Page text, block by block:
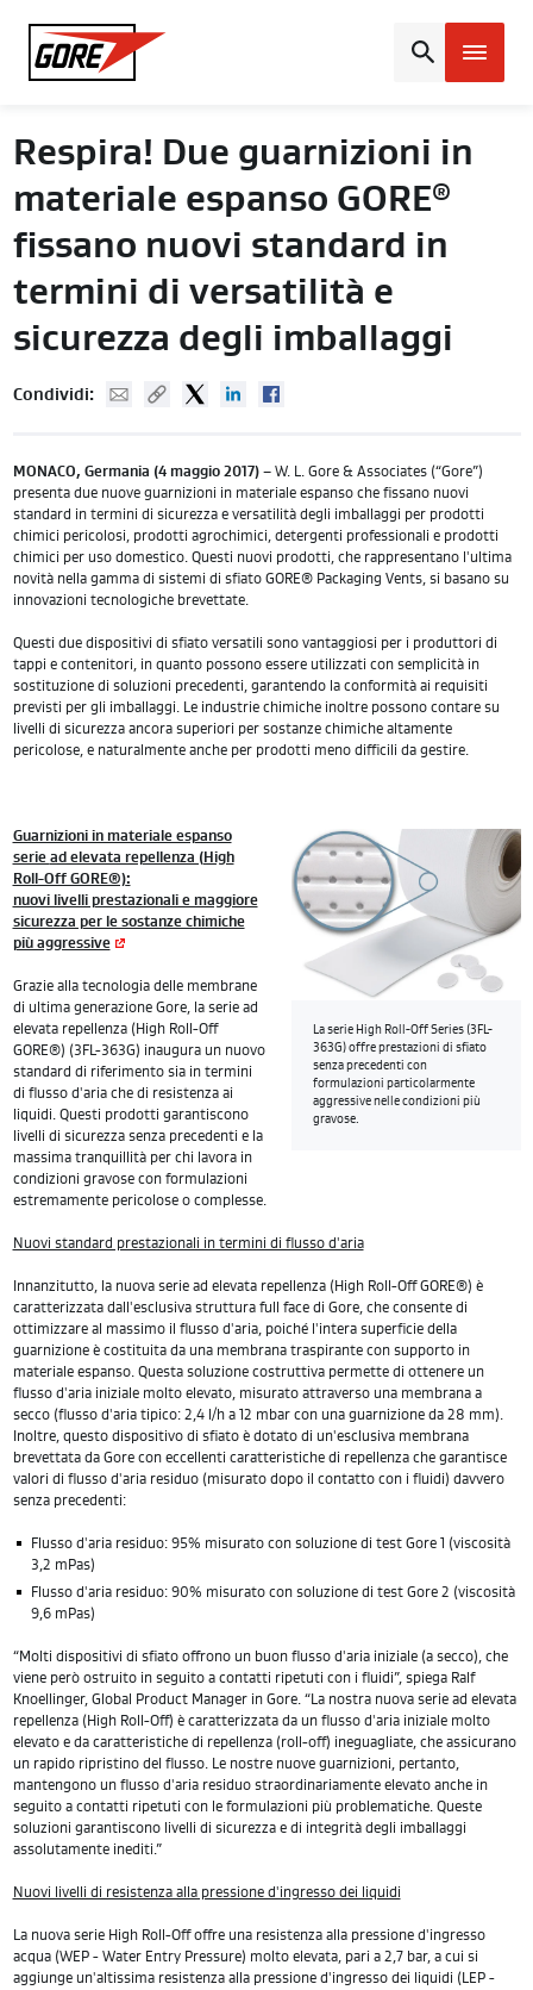
Gore
Respira! Due guarnizioni in
materiale espanso GORE®
fissano nuovi standard in
termini di versatilità e
sicurezza degli imballaggi
Condividi: Mail Copy URLTwitterLinked In
MONACO, Germania (4 maggio 2017)– W. L. Gore & Associates (“Gore”)
presenta due nuove guarnizioni in materiale espanso che fissano nuovi
standard in termini di sicurezza e versatilità degli imballaggi per prodotti
chimici pericolosi, prodotti agrochimici, detergenti professionali e prodotti
chimici per uso domestico. Questi nuovi prodotti, che rappresentano l'ultima
novità nella gamma di sistemi di sfiato GORE® Packaging Vents, si basano su
innovazioni tecnologiche brevettate.
Questi due dispositivi di sfiato versatili sono vantaggiosi per i produttori di
tappi e contenitori, in quanto possono essere utilizzati con semplicità in
sostituzione di soluzioni precedenti, garantendo la conformità ai requisiti
previsti per gli imballaggi. Le industrie chimiche inoltre possono contare su
livelli di sicurezza ancora superiori per sostanze chimiche altamente
pericolose, e naturalmente anche per prodotti meno difficili da gestire.
La serie High Roll-Off Series (3FL-
363G) offre prestazioni di sfiato
senza precedenti con
formulazioni particolarmente
aggressive nelle condizioni più
gravose.
Guarnizioni in materiale espanso
serie ad elevata repellenza (High
Roll-Off GORE®):
nuovi livelli prestazionali e maggiore
sicurezza per le sostanze chimiche
più aggressive
Grazie alla tecnologia delle membrane
di ultima generazione Gore, la serie ad
elevata repellenza (High Roll-Off
GORE®) (3FL-363G) inaugura un nuovo
standard di riferimento sia in termini
di flusso d'aria che di resistenza ai
liquidi. Questi prodotti garantiscono
livelli di sicurezza senza precedenti e la
massima tranquillità per chi lavora in
condizioni gravose con formulazioni
estremamente pericolose o complesse.
Nuovi standard prestazionali in termini di flusso d'aria
Innanzitutto, la nuova serie ad elevata repellenza (High Roll-Off GORE®) è
caratterizzata dall'esclusiva struttura full face di Gore, che consente di
ottimizzare al massimo il flusso d'aria, poiché l'intera superficie della
guarnizione è costituita da una membrana traspirante con supporto in
materiale espanso. Questa soluzione costruttiva permette di ottenere un
flusso d'aria iniziale molto elevato, misurato attraverso una membrana a
secco (flusso d'aria tipico: 2,4 l/h a 12 mbar con una guarnizione da 28 mm).
Inoltre, questo dispositivo di sfiato è dotato di un'esclusiva membrana
brevettata da Gore con eccellenti caratteristiche di repellenza che garantisce
valori di flusso d'aria residuo (misurato dopo il contatto con i fluidi) davvero
senza precedenti:
Flusso d'aria residuo: 95% misurato con soluzione di test Gore 1 (viscosità
3,2 mPas)
Flusso d'aria residuo: 90% misurato con soluzione di test Gore 2 (viscosità
9,6 mPas)
“Molti dispositivi di sfiato offrono un buon flusso d'aria iniziale (a secco), che
viene però ostruito in seguito a contatti ripetuti con i fluidi”, spiega Ralf
Knoellinger, Global Product Manager in Gore. “La nostra nuova serie ad elevata
repellenza (High Roll-Off) è caratterizzata da un flusso d'aria iniziale molto
elevato e da caratteristiche di repellenza (roll-off) ineguagliate, che assicurano
un rapido ripristino del flusso. Le nostre nuove guarnizioni, pertanto,
mantengono un flusso d'aria residuo straordinariamente elevato anche in
seguito a contatti ripetuti con le formulazioni più problematiche. Queste
soluzioni garantiscono livelli di sicurezza e di integrità degli imballaggi
assolutamente inediti.”
Nuovi livelli di resistenza alla pressione d'ingresso dei liquidi
La nuova serie High Roll-Off offre una resistenza alla pressione d'ingresso
acqua (WEP - Water Entry Pressure) molto elevata, pari a 2,7 bar, a cui si
aggiunge un'altissima resistenza alla pressione d'ingresso dei liquidi (LEP -